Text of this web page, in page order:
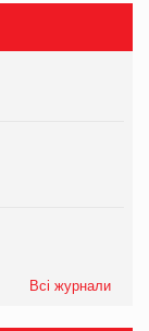
Всі журнали